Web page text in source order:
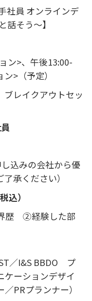
社員 オンラインデ
話そう～】
ン>、午後13:00-
>（予定）
レイクアウトセッ
込みの会社から優
承ください）
込）
歴 ②経験した部
／I&S BBDO プ
ケーションデザイ
PRプランナー）